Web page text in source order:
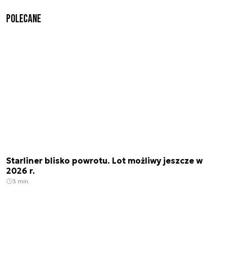
Polecane
Starliner blisko powrotu. Lot możliwy jeszcze w
2026 r.
3 min.